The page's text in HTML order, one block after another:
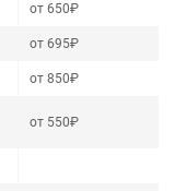
от 650₽
от 695₽
от 850₽
от 550₽